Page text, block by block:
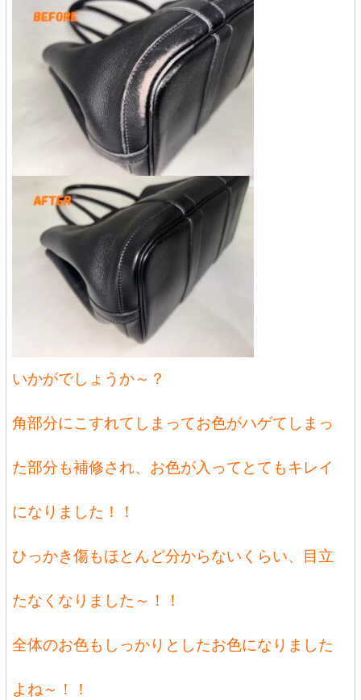
いかがでしょうか～？
角部分にこすれてしまってお色がハゲてしまっ
た部分も補修され、お色が入ってとてもキレイ
になりました！！
ひっかき傷もほとんど分からないくらい、目立
たなくなりました～！！
全体のお色もしっかりとしたお色になりました
よね～！！